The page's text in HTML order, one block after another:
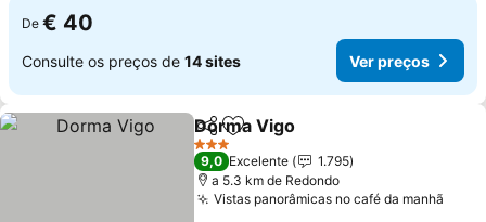
De € 40
Consulte os preços de 14 sites Ver preços
PartilharAdicionar aos favoritos
Dorma Vigo
3 Estrelas
9,0 Excelente
1.795
a 5.3 km de Redondo
Vistas panorâmicas no café da manhã